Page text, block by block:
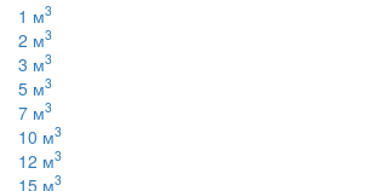
1 м3
2 м3
3 м3
5 м3
7 м3
10 м3
12 м3
15 м3